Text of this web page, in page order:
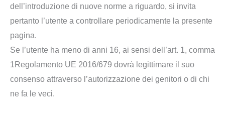
dell’introduzione di nuove norme a riguardo, si invita
pertanto l’utente a controllare periodicamente la presente
pagina.
Se l’utente ha meno di anni 16, ai sensi dell’art. 1, comma
1Regolamento UE 2016/679 dovrà legittimare il suo
consenso attraverso l’autorizzazione dei genitori o di chi
ne fa le veci.